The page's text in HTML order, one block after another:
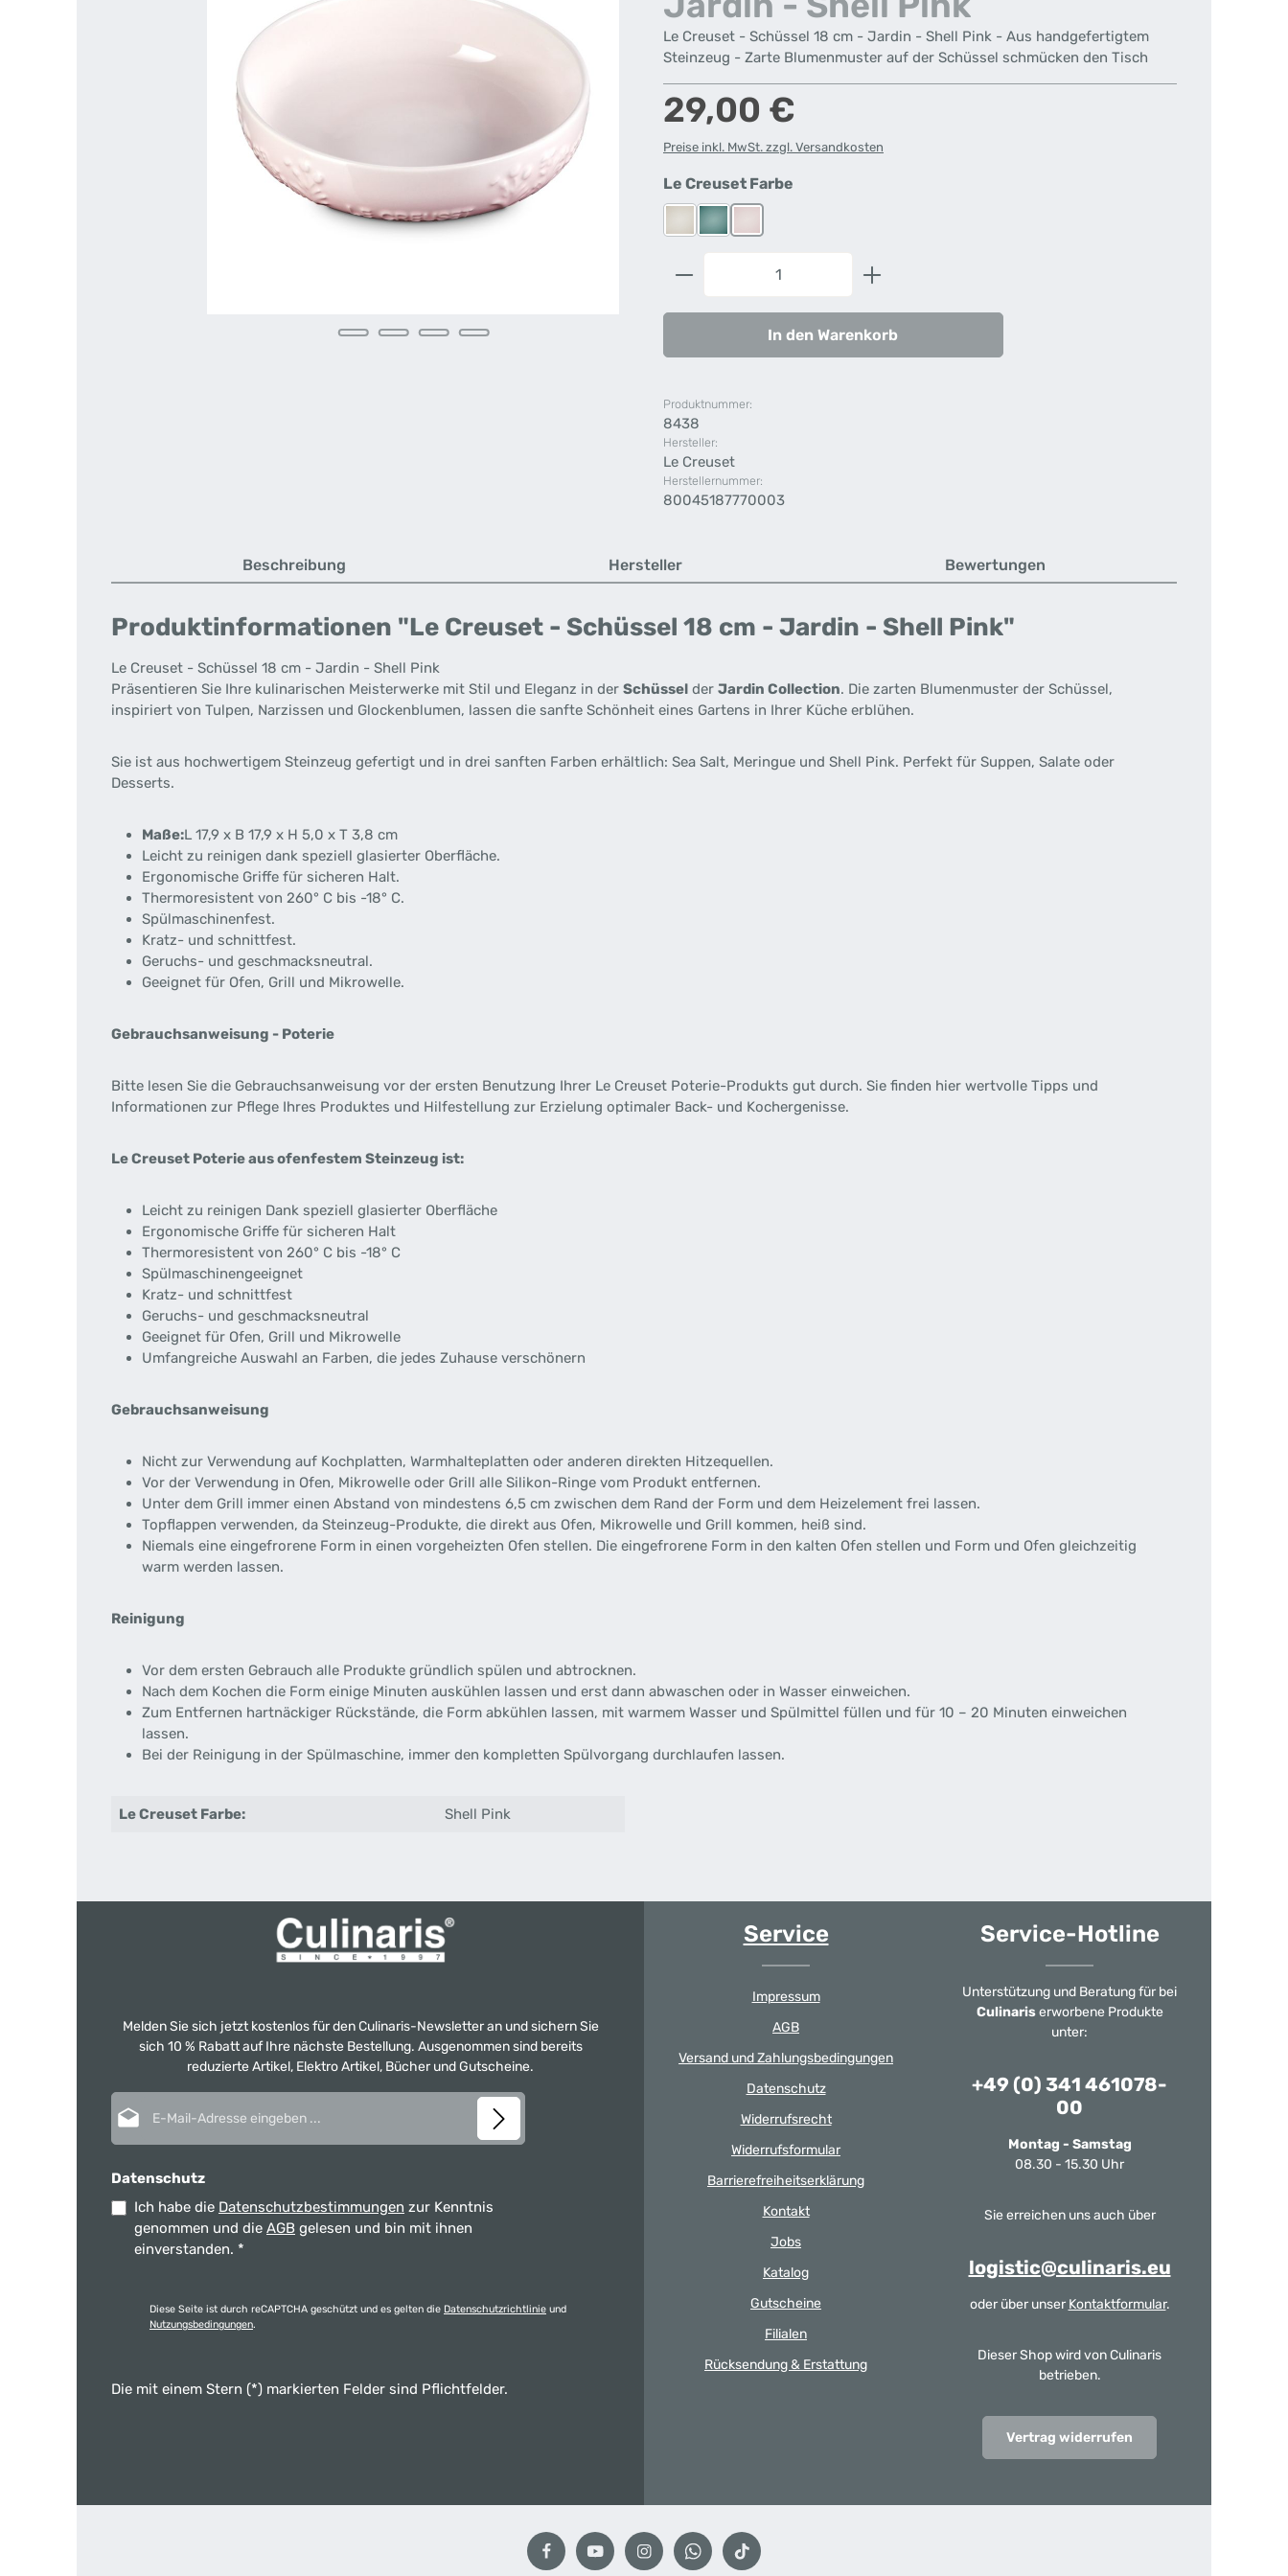
Le Creuset - Schüssel 18 cm - Jardin - Shell Pink - Aus handgefertigtem
Steinzeug - Zarte Blumenmuster auf der Schüssel schmücken den Tisch
Regulärer Preis:
29,00 €
Preise inkl. MwSt. zzgl. Versandkosten
Le Creuset Farbe
MeringueSea SaltShell Pink
Produkt Anzahl: Gib den gewünschten Wert ein oder
In den Warenkorb
Produktnummer:
8438
Hersteller:
Le Creuset
Herstellernummer:
80045187770003
Beschreibung Hersteller Bewertungen
Produktinformationen "Le Creuset - Schüssel 18 cm - Jardin - Shell Pink"
Le Creuset - Schüssel 18 cm - Jardin - Shell Pink
Präsentieren Sie Ihre kulinarischen Meisterwerke mit Stil und Eleganz in der Schüssel der Jardin Collection. Die zarten Blumenmuster der Schüssel,
inspiriert von Tulpen, Narzissen und Glockenblumen, lassen die sanfte Schönheit eines Gartens in Ihrer Küche erblühen.
Sie ist aus hochwertigem Steinzeug gefertigt und in drei sanften Farben erhältlich: Sea Salt, Meringue und Shell Pink. Perfekt für Suppen, Salate oder
Desserts.
Maße:L 17,9 x B 17,9 x H 5,0 x T 3,8 cm
Leicht zu reinigen dank speziell glasierter Oberfläche.
Ergonomische Griffe für sicheren Halt.
Thermoresistent von 260° C bis -18° C.
Spülmaschinenfest.
Kratz- und schnittfest.
Geruchs- und geschmacksneutral.
Geeignet für Ofen, Grill und Mikrowelle.
Gebrauchsanweisung - Poterie
Bitte lesen Sie die Gebrauchsanweisung vor der ersten Benutzung Ihrer Le Creuset Poterie-Produkts gut durch. Sie finden hier wertvolle Tipps und
Informationen zur Pflege Ihres Produktes und Hilfestellung zur Erzielung optimaler Back- und Kochergenisse.
Le Creuset Poterie aus ofenfestem Steinzeug ist:
Leicht zu reinigen Dank speziell glasierter Oberfläche
Ergonomische Griffe für sicheren Halt
Thermoresistent von 260° C bis -18° C
Spülmaschinengeeignet
Kratz- und schnittfest
Geruchs- und geschmacksneutral
Geeignet für Ofen, Grill und Mikrowelle
Umfangreiche Auswahl an Farben, die jedes Zuhause verschönern
Gebrauchsanweisung
Nicht zur Verwendung auf Kochplatten, Warmhalteplatten oder anderen direkten Hitzequellen.
Vor der Verwendung in Ofen, Mikrowelle oder Grill alle Silikon-Ringe vom Produkt entfernen.
Unter dem Grill immer einen Abstand von mindestens 6,5 cm zwischen dem Rand der Form und dem Heizelement frei lassen.
Topflappen verwenden, da Steinzeug-Produkte, die direkt aus Ofen, Mikrowelle und Grill kommen, heiß sind.
Niemals eine eingefrorene Form in einen vorgeheizten Ofen stellen. Die eingefrorene Form in den kalten Ofen stellen und Form und Ofen gleichzeitig
warm werden lassen.
Reinigung
Vor dem ersten Gebrauch alle Produkte gründlich spülen und abtrocknen.
Nach dem Kochen die Form einige Minuten auskühlen lassen und erst dann abwaschen oder in Wasser einweichen.
Zum Entfernen hartnäckiger Rückstände, die Form abkühlen lassen, mit warmem Wasser und Spülmittel füllen und für 10 – 20 Minuten einweichen
lassen.
Bei der Reinigung in der Spülmaschine, immer den kompletten Spülvorgang durchlaufen lassen.
Le Creuset Farbe: Shell Pink
Melden Sie sich jetzt kostenlos für den Culinaris-Newsletter an und sichern Sie
sich 10 % Rabatt auf Ihre nächste Bestellung. Ausgenommen sind bereits
reduzierte Artikel, Elektro Artikel, Bücher und Gutscheine.
Datenschutz
Ich habe die Datenschutzbestimmungen zur Kenntnis
genommen und die AGB gelesen und bin mit ihnen
einverstanden. *
Diese Seite ist durch reCAPTCHA geschützt und es gelten die Datenschutzrichtlinie und
Nutzungsbedingungen.
Die mit einem Stern (*) markierten Felder sind Pflichtfelder.
Service
Impressum
AGB
Versand und Zahlungsbedingungen
Datenschutz
Widerrufsrecht
Widerrufsformular
Barrierefreiheitserklärung
Kontakt
Jobs
Katalog
Gutscheine
Filialen
Rücksendung & Erstattung
Service-Hotline
Unterstützung und Beratung für bei
Culinariserworbene Produkte
unter:
+49 (0) 341 461078-
00
Montag - Samstag
08.30 - 15.30 Uhr
Sie erreichen uns auch über
logistic@culinaris.eu
oder über unser Kontaktformular.
Dieser Shop wird von Culinaris
betrieben.
Vertrag widerrufen